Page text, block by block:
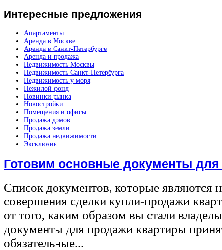
Интересные предложения
Апартаменты
Аренда в Москве
Аренда в Санкт-Петербурге
Аренда и продажа
Недвижимость Москвы
Недвижимость Санкт-Петербурга
Недвижимость у моря
Нежилой фонд
Новинки рынка
Новостройки
Помещения и офисы
Продажа домов
Продажа земли
Продажа недвижимости
Эксклюзив
Готовим основные документы
Список документов, которые являются
совершения сделки купли-продажи
от того, каким образом вы стали
документы для продажи квартиры
обязательные...